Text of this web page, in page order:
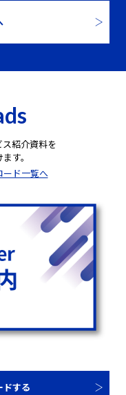
紹介資料を
す。
ード一覧へ
ドする